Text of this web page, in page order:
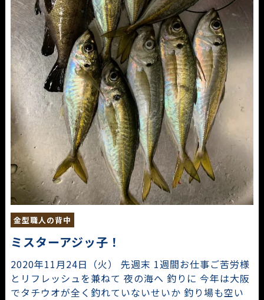
金型職人の背中
ミスターアジッ子！
2020年11月24日（火） 先週末 1週間お仕事ご苦労様
とリフレッシュを兼ねて 夜の海へ 釣りに 今年は大阪
でタチウオが全く釣れていないせいか 釣り場も空い